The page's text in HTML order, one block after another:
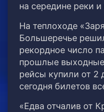
на середине реки
На теплоходе
Большеречье
рекордное число
прошлые
рейсы купили от 2
сегодня билетов
«Едва отчалив от